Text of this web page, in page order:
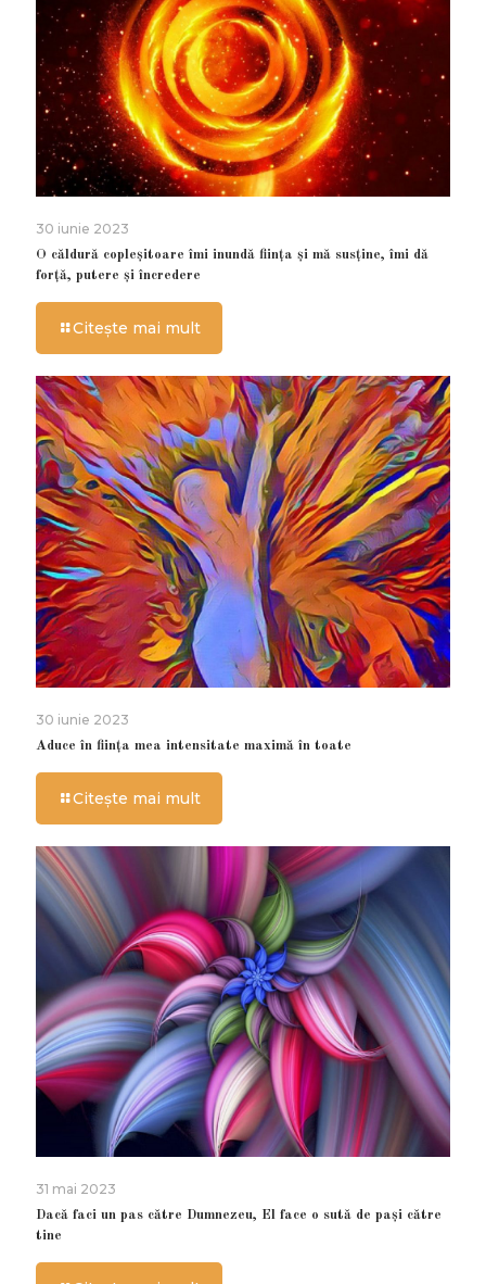
30 iunie 2023
O căldură copleșitoare îmi inundă ființa și mă susține, îmi dă
forță, putere și încredere
Citește mai mult
30 iunie 2023
Aduce în ființa mea intensitate maximă în toate
Citește mai mult
31 mai 2023
Dacă faci un pas către Dumnezeu, El face o sută de paşi către
tine